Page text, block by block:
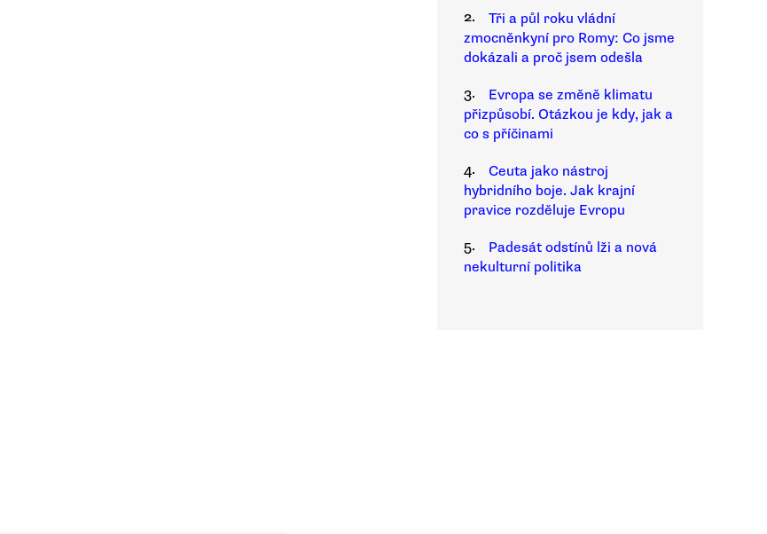
2.
Tři a půl roku vládní
zmocněnkyní pro Romy: Co jsme
dokázali a proč jsem odešla
3.
Evropa se změně klimatu
přizpůsobí. Otázkou je kdy, jak a
co s příčinami
4.
Ceuta jako nástroj
hybridního boje. Jak krajní
pravice rozděluje Evropu
5.
Padesát odstínů lži a nová
nekulturní politika